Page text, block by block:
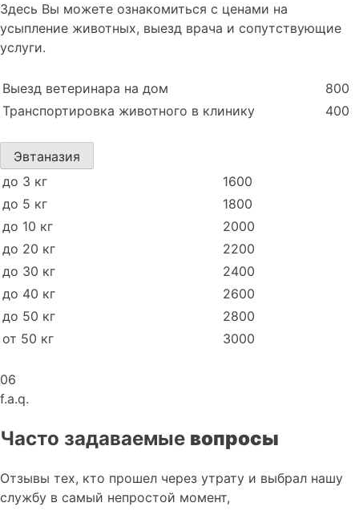
Здесь Вы можете ознакомиться с ценами на
усыпление животных, выезд врача и сопутствующие
услуги.
Выезд ветеринара на дом
800
Транспортировка животного в клинику
400
Эвтаназия
до 3 кг
1600
до 5 кг
1800
до 10 кг
2000
до 20 кг
2200
до 30 кг
2400
до 40 кг
2600
до 50 кг
2800
от 50 кг
3000
06
f.a.q.
Часто задаваемые вопросы
Отзывы тех, кто прошел через утрату и выбрал нашу
службу в самый непростой момент,